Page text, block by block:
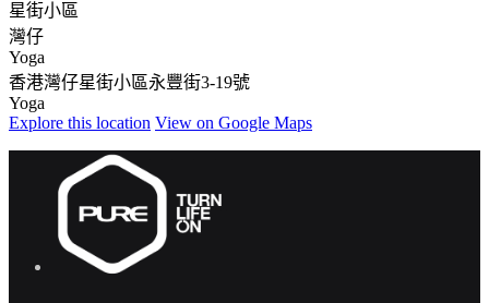
星街小區
灣仔
Yoga
香港灣仔星街小區永豐街3-19號
Yoga
Explore this location View on Google Maps